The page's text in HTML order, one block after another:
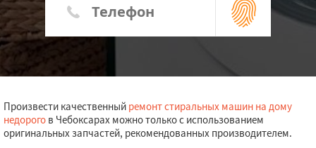
Произвести качественный ремонт стиральных машин на дому
недорого в Чебоксарах можно только с использованием
оригинальных запчастей, рекомендованных производителем.